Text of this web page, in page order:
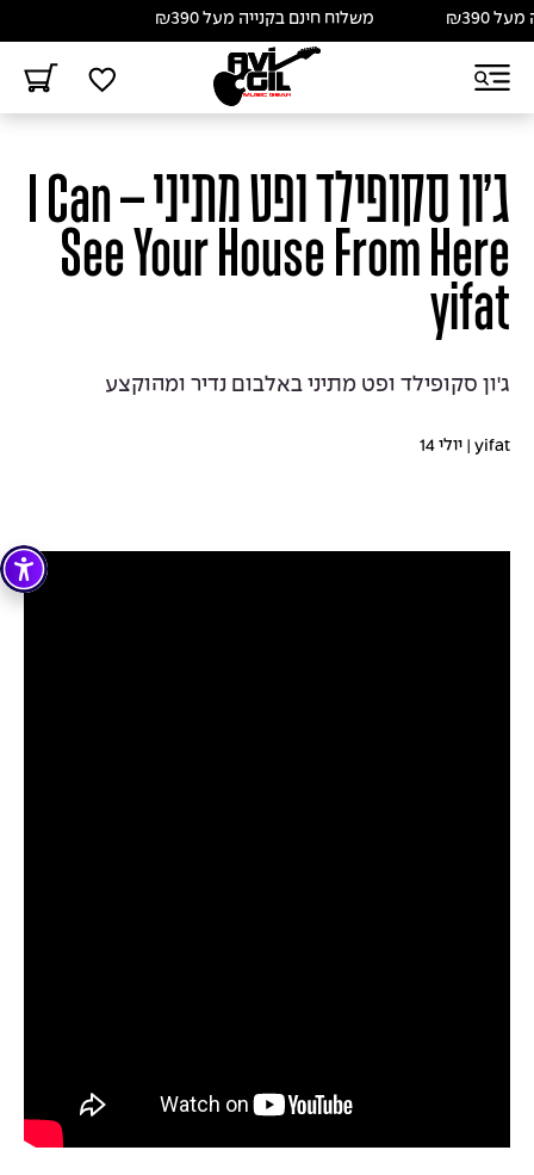
משלוח חינם בקנייה מעל ₪390
ג’ון סקופילד ופט מתיני – I Can
See Your House From Here
yifat
ג'ון סקופילד ופט מתיני באלבום נדיר ומהוקצע
yifat יולי 14